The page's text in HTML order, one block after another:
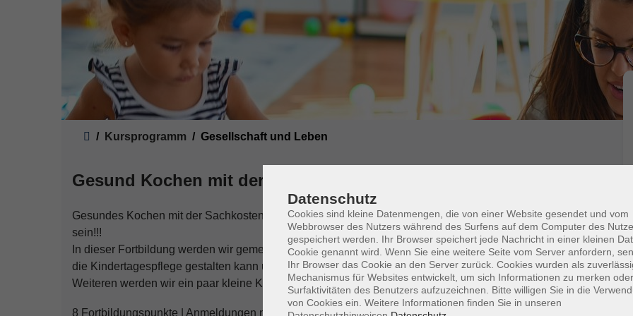
Kursprogramm Gesellschaft und Leben
Gesund Kochen mit der Sachkostenpauschale
Gesundes Kochen mit der Sachkostenpauschale Gesundes Kochen ist teuer? - Das muss nicht
sein!!!
In dieser Fortbildung werden wir gemeinsam besprechen, wie man einen günstigen Wochenplan für
die Kindertagespflege gestalten kann und dabei die Sachkostenpauschen nicht überschreitet. Des
Weiteren werden wir ein paar kleine Kostproben zubereiten.
8 Fortbildungspunkte | Anmeldungen nur für qualifizierte Kindertagespflegepersonen. Bitte bringen
Datenschutz
Cookies sind kleine Datenmengen, die von einer Website gesendet und vom
Webbrowser des Nutzers während des Surfens auf dem Computer des
gespeichert werden. Ihr Browser speichert jede Nachricht in einer kleinen
Cookie genannt wird. Wenn Sie eine weitere Seite vom Server anfordern,
Ihr Browser das Cookie an den Server zurück. Cookies wurden als
Mechanismus für Websites entwickelt, um sich Informationen zu merken
Surfaktivitäten des Benutzers aufzuzeichnen. Bitte willigen Sie in die
von Cookies ein. Weitere Informationen finden Sie in unseren